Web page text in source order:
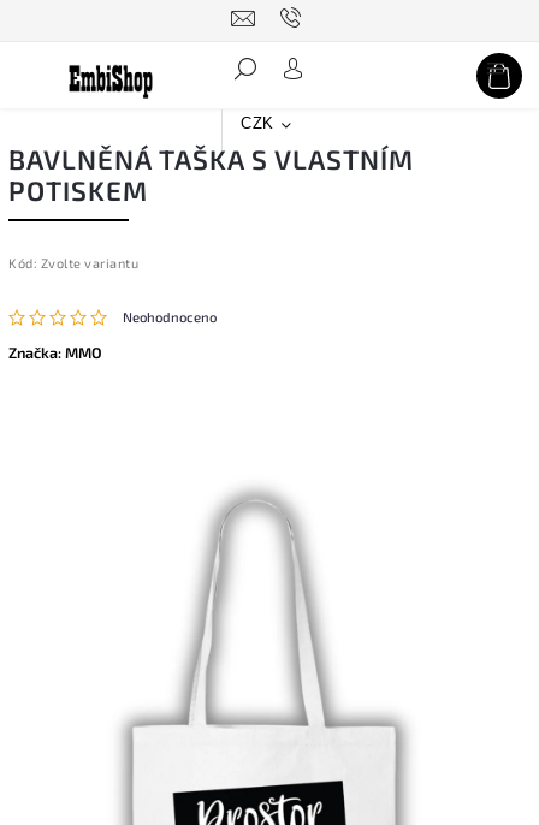
CZK
Hledat
BAVLNĚNÁ TAŠKA S VLASTNÍM
POTISKEM
Kód: Zvolte variantu
Neohodnoceno
Značka:MMO